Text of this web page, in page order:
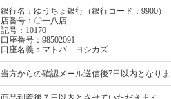
銀行名：ゆうちょ銀行（銀行コード：9900）
店番号：〇一八店
記号：10170
口座番号：98502091
口座名義：マトバ ヨシカズ
当方からの確認メール送信後7日以内となりま